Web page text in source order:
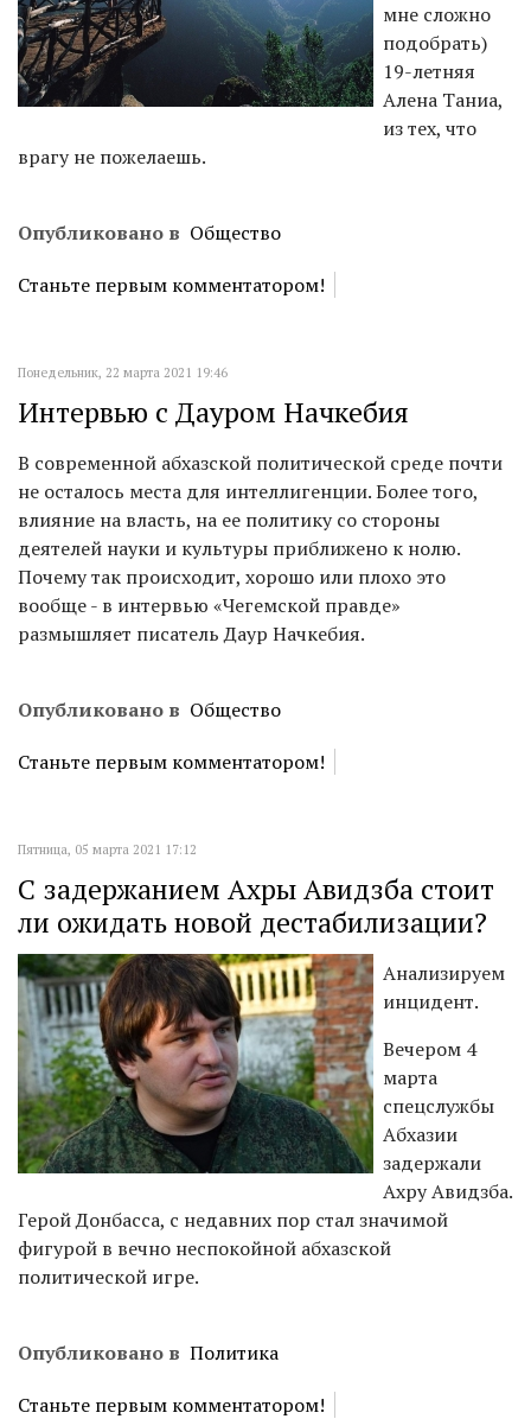
мне сложно
подобрать)
19-летняя
Алена Таниа,
из тех, что
врагу не пожелаешь.
Опубликовано в Общество
Станьте первым комментатором!
Понедельник, 22 марта 2021 19:46
Интервью с Дауром Начкебия
В современной абхазской политической среде почти
не осталось места для интеллигенции. Более того,
влияние на власть, на ее политику со стороны
деятелей науки и культуры приближено к нолю.
Почему так происходит, хорошо или плохо это
вообще - в интервью «Чегемской правде»
размышляет писатель Даур Начкебия.
Опубликовано в Общество
Станьте первым комментатором!
Пятница, 05 марта 2021 17:12
C задержанием Ахры Авидзба стоит
ли ожидать новой дестабилизации?
Анализируем
инцидент.
Вечером 4
марта
спецслужбы
Абхазии
задержали
Ахру Авидзба.
Герой Донбасса, с недавних пор стал значимой
фигурой в вечно неспокойной абхазской
политической игре.
Опубликовано в Политика
Станьте первым комментатором!